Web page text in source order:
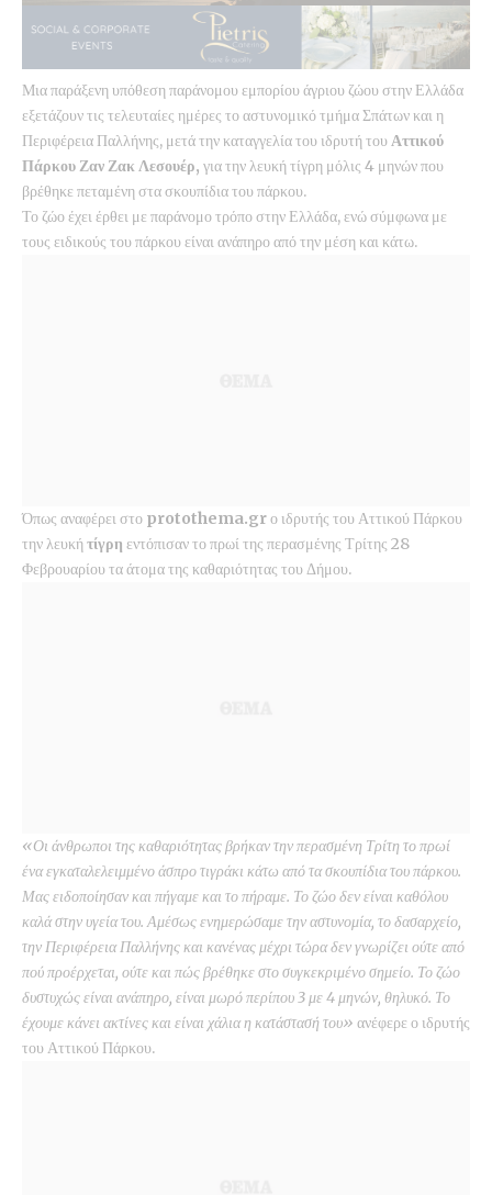
Μια παράξενη υπόθεση παράνομου εμπορίου άγριου ζώου στην Ελλάδα
εξετάζουν τις τελευταίες ημέρες το αστυνομικό τμήμα Σπάτων και η
Περιφέρεια Παλλήνης, μετά την καταγγελία του ιδρυτή τουΑττικού
Πάρκου Ζαν Ζακ Λεσουέρ, για την λευκή τίγρη μόλις 4 μηνών που
βρέθηκε πεταμένη στα σκουπίδια του πάρκου.
Το ζώο έχει έρθει με παράνομο τρόπο στην Ελλάδα, ενώ σύμφωνα με
τους ειδικούς του πάρκου είναι ανάπηρο από την μέση και κάτω.
Όπως αναφέρει στο protothema.grο ιδρυτής του Αττικού Πάρκου
την λευκή τίγρη εντόπισαν το πρωί της περασμένης Τρίτης 28
Φεβρουαρίου τα άτομα της καθαριότητας του Δήμου.
«Οι άνθρωποι της καθαριότητας βρήκαν την περασμένη Τρίτη το πρωί
ένα εγκαταλελειμμένο άσπρο τιγράκι κάτω από τα σκουπίδια του πάρκου.
Μας ειδοποίησαν και πήγαμε και το πήραμε. Το ζώο δεν είναι καθόλου
καλά στην υγεία του. Αμέσως ενημερώσαμε την αστυνομία, το δασαρχείο,
την Περιφέρεια Παλλήνης και κανένας μέχρι τώρα δεν γνωρίζει ούτε από
πού προέρχεται, ούτε και πώς βρέθηκε στο συγκεκριμένο σημείο. Το ζώο
δυστυχώς είναι ανάπηρο, είναι μωρό περίπου 3 με 4 μηνών, θηλυκό. Το
έχουμε κάνει ακτίνες και είναι χάλια η κατάστασή του» ανέφερε ο ιδρυτής
του Αττικού Πάρκου.